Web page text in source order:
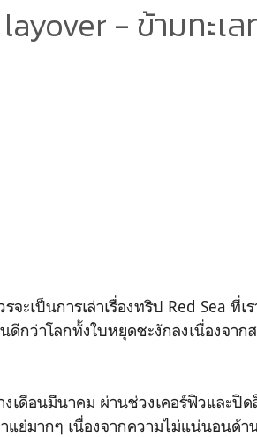
- ข้ามทะเล
ะเป็นการเล่าเรื่องทริป Red Sea ที่
กว่าโลกทั้งใบหยุดชะงักลงเนื่องจา
เดือนมีนาคม ผ่านช่วงเคอร์ฟิวและปิ
ย่มากๆ เนื่องจากความไม่แน่นอนด้า